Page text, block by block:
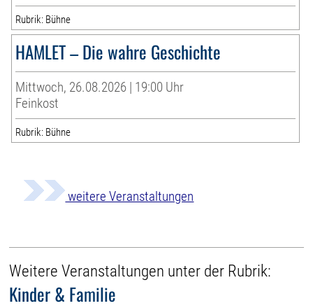
Rubrik: Bühne
HAMLET – Die wahre Geschichte
Mittwoch, 26.08.2026 | 19:00 Uhr
Feinkost
Rubrik: Bühne
weitere Veranstaltungen
Weitere Veranstaltungen unter der Rubrik:
Kinder & Familie